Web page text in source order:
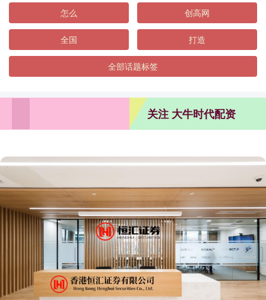
怎么 创高网
全国 打造
全部话题标签
关注 大牛时代配资